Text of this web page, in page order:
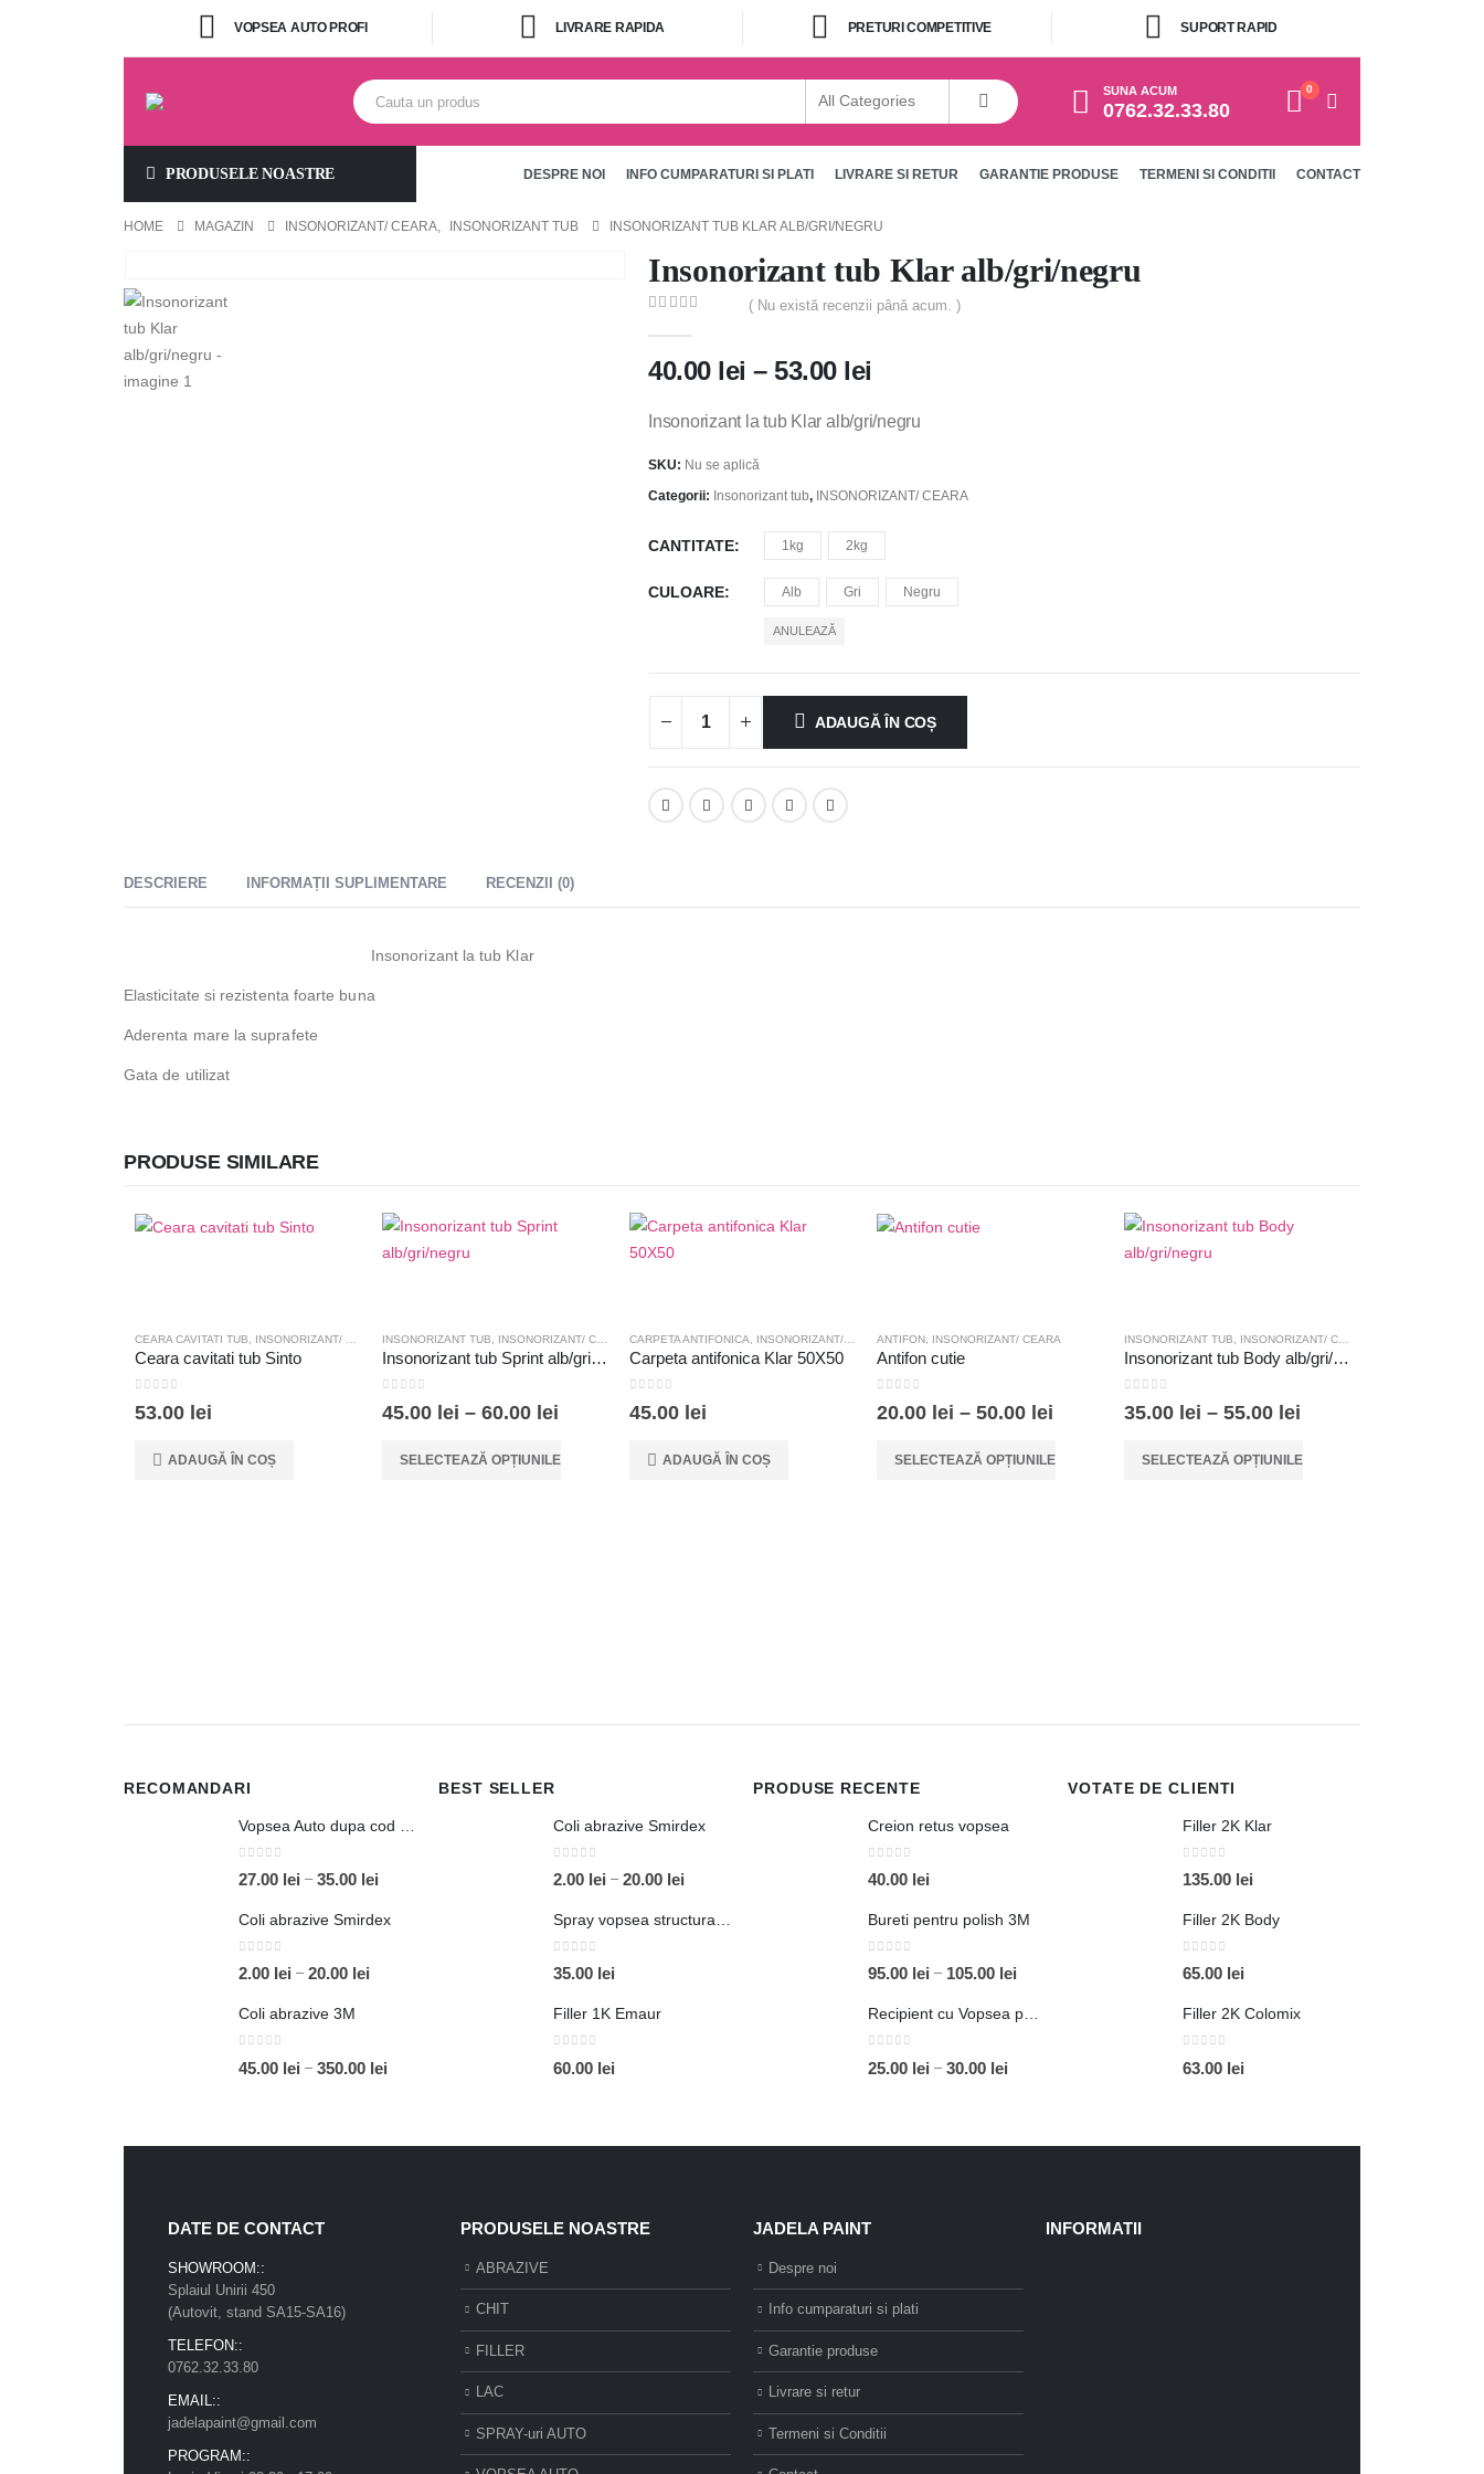
VOPSEA AUTO PROFI LIVRARE RAPIDA PRETURI COMPETITIVE SUPORT RAPID
SUNA ACUM
0762.32.33.80
0
PRODUSELE NOASTRE DESPRE NOI INFO CUMPARATURI SI PLATI LIVRARE SI RETUR GARANTIE PRODUSE TERMENI SI CONDITII CONTACT
HOME MAGAZIN INSONORIZANT/ CEARA, INSONORIZANT TUB INSONORIZANT TUB KLAR ALB/GRI/NEGRU
Insonorizant tub Klar alb/gri/negru
( Nu există recenzii până acum. )
40.00 lei – 53.00 lei
prețuri:
la
53.00 lei
Insonorizant la tub Klar alb/gri/negru
SKU: Nu se aplică
Categorii: Insonorizant tub, INSONORIZANT/ CEARA
CANTITATE 1kg 2kg
CULOARE Alb Gri Negru
ANULEAZĂ
ADAUGĂ ÎN COȘ
DESCRIERE INFORMAȚII SUPLIMENTARE RECENZII (0)
Insonorizant la tub Klar
Elasticitate si rezistenta foarte buna
Aderenta mare la suprafete
Gata de utilizat
PRODUSE SIMILARE
CEARA CAVITATI TUB INSONORIZANT/ CEARA
Ceara cavitati tub Sinto
out of 5
53.00 lei
ADAUGĂ ÎN COȘ
INSONORIZANT TUB INSONORIZANT/ CEARA
Insonorizant tub Sprint alb/gri/negru
out of 5
45.00 lei – 60.00 lei
prețuri:
45.00 lei
SELECTEAZĂ OPȚIUNILE
CARPETA ANTIFONICA INSONORIZANT/ CEARA
Carpeta antifonica Klar 50X50
out of 5
45.00 lei
ADAUGĂ ÎN COȘ
ANTIFON INSONORIZANT/ CEARA
Antifon cutie
out of 5
20.00 lei – 50.00 lei
prețuri:
20.00 lei
SELECTEAZĂ OPȚIUNILE
INSONORIZANT TUB INSONORIZANT/ CEARA
Insonorizant tub Body alb/gri/negru
out of 5
35.00 lei – 55.00 lei
prețuri:
35.00 lei
SELECTEAZĂ OPȚIUNILE
RECOMANDARI
0out of 5
27.00 lei – 35.00 lei
prețuri:
Coli abrazive Smirdex
0 out of 5
2.00 lei – 20.00 lei
până
Coli abrazive 3M
45.00 lei – 350.00 lei
45.00 lei
BEST SELLER
Coli abrazive Smirdex
0 out of 5
2.00 lei – 20.00 lei
prețuri:
Spray vopsea structurata Novol
0out of 5
35.00 lei
Filler 1K Emaur
60.00 lei
PRODUSE RECENTE
Creion retus vopsea
0 out of 5
40.00 lei
Bureti pentru polish 3M
0out of 5
95.00 lei – 105.00 lei
prețuri:
Recipient cu Vopsea pentru retus
25.00 lei – 30.00 lei
25.00 lei
30.00 lei
VOTATE DE CLIENTI
Filler 2K Klar
0 out of 5
135.00 lei
Filler 2K Body
0out of 5
65.00 lei
Filler 2K Colomix
63.00 lei
DATE DE CONTACT
SHOWROOM::
Splaiul Unirii 450
(Autovit, stand SA15-SA16)
TELEFON::
0762.32.33.80
EMAIL::
jadelapaint@gmail.com
PROGRAM::
PRODUSELE NOASTRE
ABRAZIVE
CHIT
FILLER
LAC
SPRAY-uri AUTO
JADELA PAINT
Despre noi
Info cumparaturi si plati
Garantie produse
Livrare si retur
Termeni si Conditii
INFORMATII